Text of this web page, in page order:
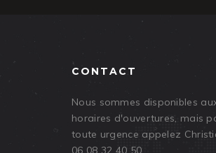
CONTACT
Nous sommes disponibles
horaires d'ouvertures, mais
toute urgence appelez
06 08 32 40 50